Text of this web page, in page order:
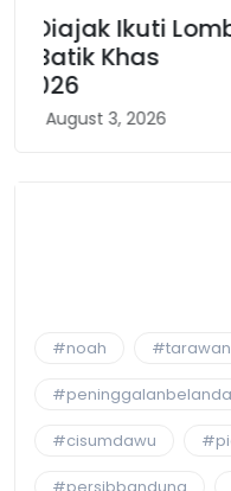
Karnaval
Kembali
Barat
inimahsumedang •
#noah
#peninggalanbelanda
#cisumdawu
#persibbandung